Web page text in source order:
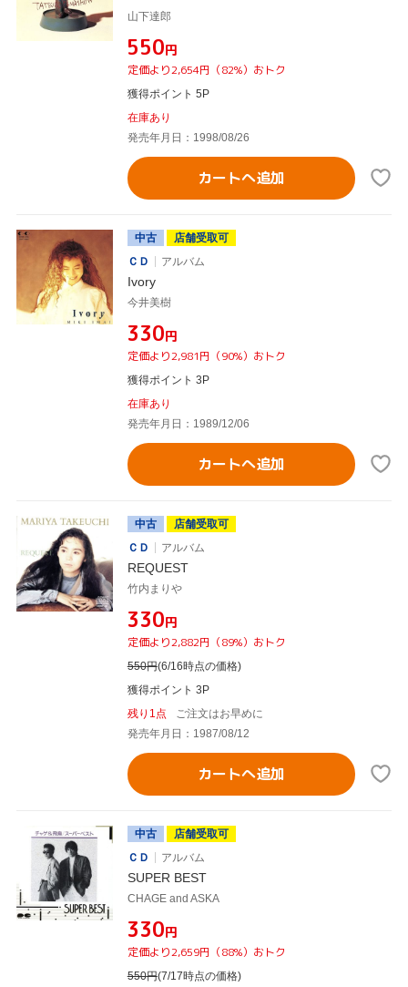
山下達郎
¥550円
定価より2,654円（82%）おトク
獲得ポイント 5P
在庫あり
発売年月日：1998/08/26
カートへ追加
中古
店舗受取可
ＣＤ
アルバム
Ivory
今井美樹
¥330円
定価より2,981円（90%）おトク
獲得ポイント 3P
在庫あり
発売年月日：1989/12/06
カートへ追加
中古
店舗受取可
ＣＤ
アルバム
REQUEST
竹内まりや
¥330円
定価より2,882円（89%）おトク
550円(6/16時点の価格)
獲得ポイント 3P
残り1点
ご注文はお早めに
発売年月日：1987/08/12
カートへ追加
中古
店舗受取可
ＣＤ
アルバム
SUPER BEST
CHAGE and ASKA
¥330円
定価より2,659円（88%）おトク
550円(7/17時点の価格)